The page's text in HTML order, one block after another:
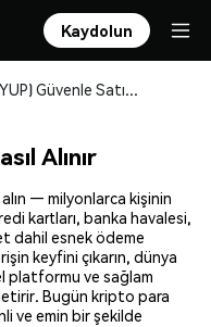
Kaydolun
Yup (YUP) Güvenle Satın Alın ve Saklayın
Alınır
alın — milyonlarca kişinin
kartları, banka havalesi,
dahil esnek ödeme
keyfini çıkarın, dünya
platformu ve sağlam
Bugün kripto para
ve emin bir şekilde